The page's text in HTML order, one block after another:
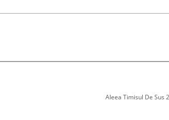
Aleea Timisul De Sus